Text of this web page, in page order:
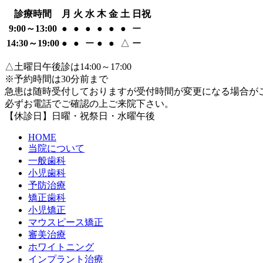
診療時間 月 火 水 木 金 土 日祝
9:00～13:00 ● ● ● ● ● ●
ー
14:30～19:00 ● ● ー ● ● △ ー
△土曜日午後診は14:00～17:00
※予約時間は30分前まで
急患は随時受付しておりますが受付時間が変更になる場合が
必ずお電話でご確認の上ご来院下さい。
【休診日】日曜・祝祭日・水曜午後
HOME
当院について
一般歯科
小児歯科
予防治療
矯正歯科
小児矯正
マウスピース矯正
審美治療
ホワイトニング
インプラント治療